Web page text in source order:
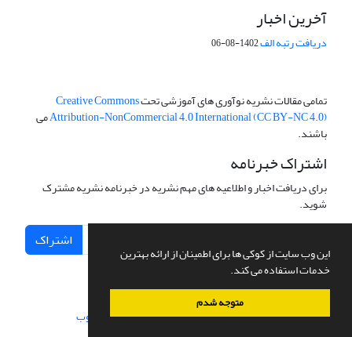
این وب سایت از کوکی ها برای اطمینان از ارائه بهترین
خدمات استفاده می کند.
متوجه شدم
آخرین اخبار
دریافت رتبه الف1402-08-06
تمامی مقالات نشریه نوآوری های آموزشی تحتCreative Commons
Attribution-NonCommercial 4.0 International (CC BY-NC 4.0)می
باشند.
اشتراک خبرنامه
برای دریافت اخبار و اطلاعیه های مهم نشریه در خبرنامه نشریه مشترک
شوید.
اشتراک
سامانه مدیریت نشریات علمی.طراحی و پیاده سازی از سیناوب